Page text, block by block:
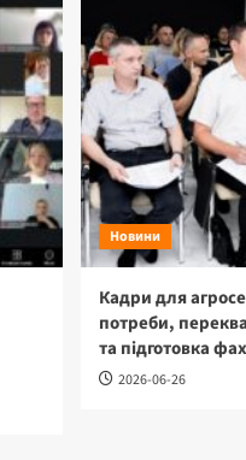
Новини
Кадри для
потреби,
та підготовка
2026-06-26